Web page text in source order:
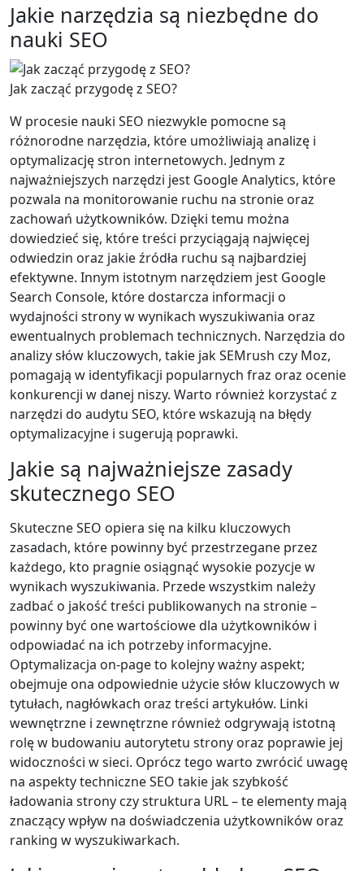
Jakie narzędzia są niezbędne do
nauki SEO
Jak zacząć przygodę z SEO?
W procesie nauki SEO niezwykle pomocne są
różnorodne narzędzia, które umożliwiają analizę i
optymalizację stron internetowych. Jednym z
najważniejszych narzędzi jest Google Analytics, które
pozwala na monitorowanie ruchu na stronie oraz
zachowań użytkowników. Dzięki temu można
dowiedzieć się, które treści przyciągają najwięcej
odwiedzin oraz jakie źródła ruchu są najbardziej
efektywne. Innym istotnym narzędziem jest Google
Search Console, które dostarcza informacji o
wydajności strony w wynikach wyszukiwania oraz
ewentualnych problemach technicznych. Narzędzia do
analizy słów kluczowych, takie jak SEMrush czy Moz,
pomagają w identyfikacji popularnych fraz oraz ocenie
konkurencji w danej niszy. Warto również korzystać z
narzędzi do audytu SEO, które wskazują na błędy
optymalizacyjne i sugerują poprawki.
Jakie są najważniejsze zasady
skutecznego SEO
Skuteczne SEO opiera się na kilku kluczowych
zasadach, które powinny być przestrzegane przez
każdego, kto pragnie osiągnąć wysokie pozycje w
wynikach wyszukiwania. Przede wszystkim należy
zadbać o jakość treści publikowanych na stronie –
powinny być one wartościowe dla użytkowników i
odpowiadać na ich potrzeby informacyjne.
Optymalizacja on-page to kolejny ważny aspekt;
obejmuje ona odpowiednie użycie słów kluczowych w
tytułach, nagłówkach oraz treści artykułów. Linki
wewnętrzne i zewnętrzne również odgrywają istotną
rolę w budowaniu autorytetu strony oraz poprawie jej
widoczności w sieci. Oprócz tego warto zwrócić uwagę
na aspekty techniczne SEO takie jak szybkość
ładowania strony czy struktura URL – te elementy mają
znaczący wpływ na doświadczenia użytkowników oraz
ranking w wyszukiwarkach.